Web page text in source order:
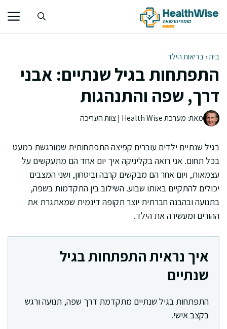
לתוכן
בית›בריאות הילד
התפתחות בגיל שנתיים: אבני
דרך, שפה והתנהגות
מאת: מערכת Health Wise | צוות העריכה
בגיל שנתיים ילדים עוברים קפיצה התפתחותית שמורגשת כמעט
בכל תחום. אני רואה בקליניקה איך יום אחד הם מתעקשים על
עצמאות, ויום אחר הם מבקשים קרבה וביטחון, ושני המצבים
יכולים להתקיים באותו שבוע. השילוב בין התקדמות בשפה,
בתנועה ובהבנה חברתית יוצר תקופה דינמית שמאתגרת את
ההורים ומעשירה את הילד.
איך נראית התפתחות בגיל
שנתיים
התפתחות בגיל שנתיים מתקדמת דרך שפה, תנועה ורגש
בקצב אישי.